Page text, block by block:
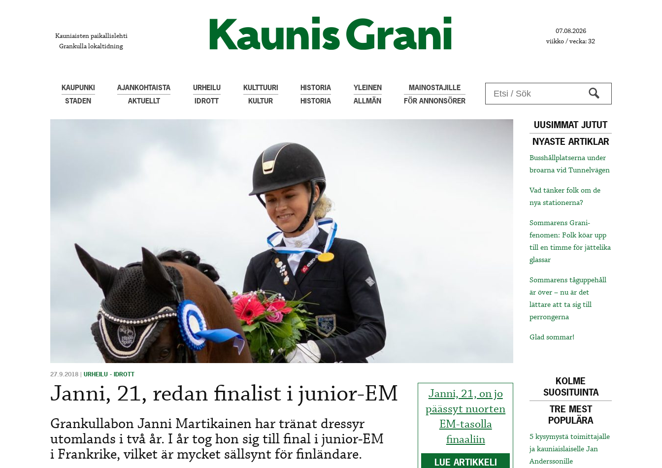
Kauniaisten paikallislehti
Grankulla lokaltidning
07.08.2026
viikko / vecka: 32
KAUPUNKI
STADEN
AJANKOHTAISTA
AKTUELLT
URHEILU
IDROTT
KULTTUURI
KULTUR
HISTORIA
HISTORIA
YLEINEN
ALLMÄN
MAINOSTAJILLE
FÖR ANNONSÖRER
Janni, 21, on jo
päässyt nuorten
EM-tasolla
finaaliin
LUE ARTIKKELI
27.9.2018 | URHEILU - IDROTT
Janni, 21, redan finalist i junior-EM
Grankullabon Janni Martikainen har tränat dressyr
utomlands i två år. I år tog hon sig till final i junior-EM
i Frankrike, vilket är mycket sällsynt för finländare.
UUSIMMAT JUTUT
NYASTE ARTIKLAR
Busshållplatserna under
broarna vid Tunnelvägen
Vad tänker folk om de
nya stationerna?
Sommarens Grani-
fenomen: Folk köar upp
till en timme för jättelika
glassar
Sommarens tåguppehåll
är över – nu är det
lättare att ta sig till
perrongerna
Glad sommar!
KOLME
SUOSITUINTA
TRE MEST
POPULÄRA
5 kysymystä toimittajalle
ja kauniaislaiselle Jan
Anderssonille